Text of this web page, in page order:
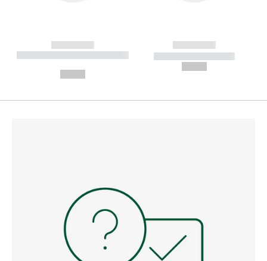
------------
----------- ----------- --------
------------
----------- -----------